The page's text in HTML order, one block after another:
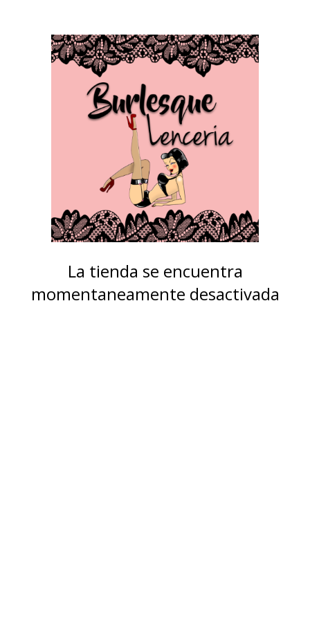
La tienda se encuentra
momentaneamente desactivada